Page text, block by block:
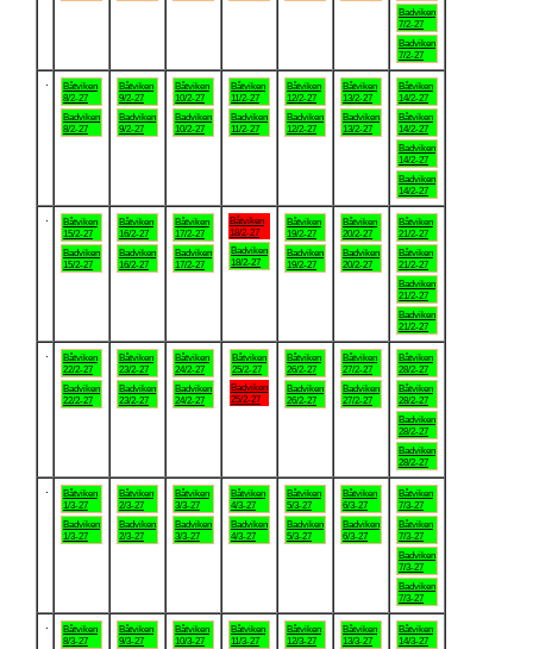
Badviken
7/2-27
Badviken
7/2-27
Båtviken
8/2-27
Badviken
8/2-27
Båtviken
9/2-27
Badviken
9/2-27
Båtviken
10/2-27
Badviken
10/2-27
Båtviken
11/2-27
Badviken
11/2-27
Båtviken
12/2-27
Badviken
12/2-27
Båtviken
13/2-27
Badviken
13/2-27
Båtviken
14/2-27
Båtviken
14/2-27
Badviken
14/2-27
Badviken
14/2-27
Båtviken
15/2-27
Badviken
15/2-27
Båtviken
16/2-27
Badviken
16/2-27
Båtviken
17/2-27
Badviken
17/2-27
Båtviken
18/2-27
Badviken
18/2-27
Båtviken
19/2-27
Badviken
19/2-27
Båtviken
20/2-27
Badviken
20/2-27
Båtviken
21/2-27
Båtviken
21/2-27
Badviken
21/2-27
Badviken
21/2-27
Båtviken
22/2-27
Badviken
22/2-27
Båtviken
23/2-27
Badviken
23/2-27
Båtviken
24/2-27
Badviken
24/2-27
Båtviken
25/2-27
Badviken
25/2-27
Båtviken
26/2-27
Badviken
26/2-27
Båtviken
27/2-27
Badviken
27/2-27
Båtviken
28/2-27
Båtviken
28/2-27
Badviken
28/2-27
Badviken
28/2-27
Båtviken
1/3-27
Badviken
1/3-27
Båtviken
2/3-27
Badviken
2/3-27
Båtviken
3/3-27
Badviken
3/3-27
Båtviken
4/3-27
Badviken
4/3-27
Båtviken
5/3-27
Badviken
5/3-27
Båtviken
6/3-27
Badviken
6/3-27
Båtviken
7/3-27
Båtviken
7/3-27
Badviken
7/3-27
Badviken
7/3-27
Båtviken
8/3-27
Båtviken
9/3-27
Båtviken
10/3-27
Båtviken
11/3-27
Båtviken
12/3-27
Båtviken
13/3-27
Båtviken
14/3-27